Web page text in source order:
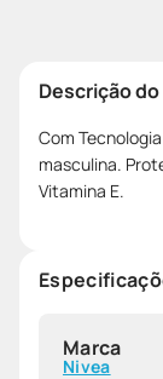
Descrição
Com
masculina.
Vitamina E.
Marca
Nivea